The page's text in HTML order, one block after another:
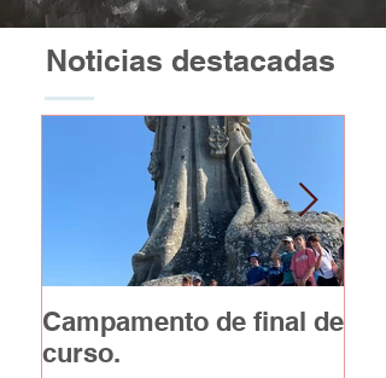
Noticias destacadas
Campamento de final de
curso.